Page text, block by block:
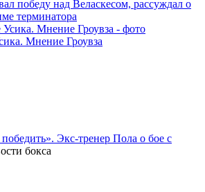
победу над Веласкесом, рассуждал о
терминатора
Мнение Гроувза
Экс-тренер Пола о бое с